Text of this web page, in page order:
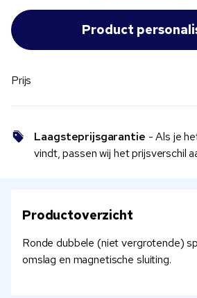
Prijs
Laagsteprijsgarantie - Als je
vindt, passen wij het prijsverschil
Productoverzicht
Ronde dubbele (niet vergrotende)
omslag en magnetische sluiting.